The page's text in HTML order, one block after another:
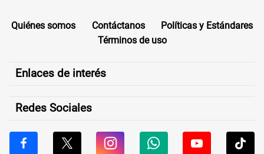
Quiénes somos Contáctanos
Políticas y Estándares
Términos de uso
Enlaces de interés
Redes Sociales